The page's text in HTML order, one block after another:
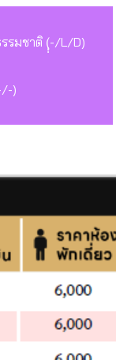
รมชาติ (ฺฺฺ-/L/D)
)